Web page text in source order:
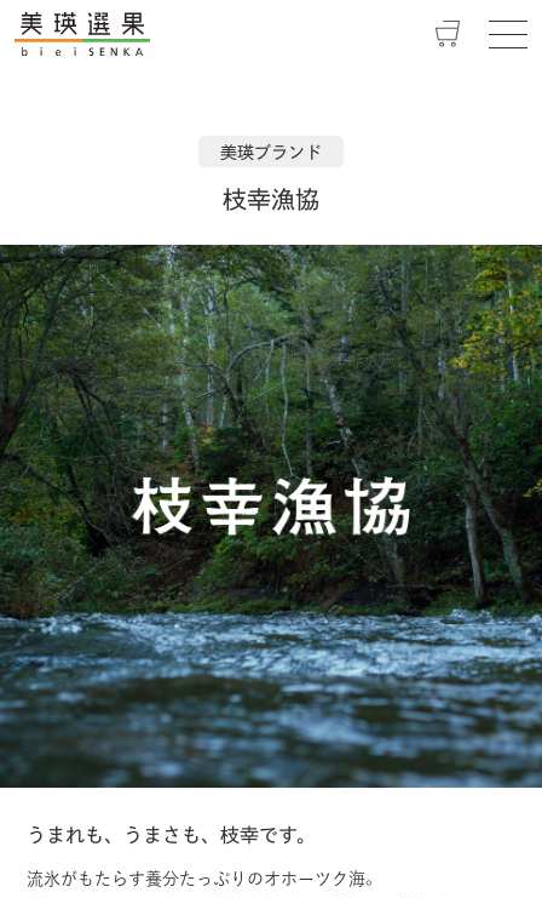
メ
美瑛ブランド
枝幸漁協
枝
幸
漁
協
うまれも、うまさも、枝幸です。
流氷がもたらす養分たっぷりのオホーツク海。